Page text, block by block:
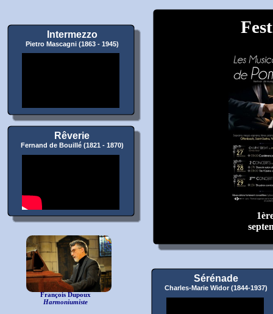
François Dupoux
Harmoniumiste
Intermezzo
Pietro Mascagni (1863 - 1945)
Sérénade
Charles-Marie Widor (1844-1937)
Rêverie
Fernand de Bouillé (1821 - 1870)